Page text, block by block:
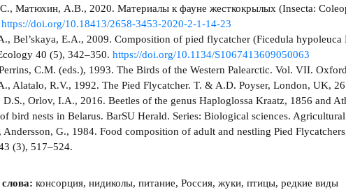
Матюхин, А.В., 2020. Материалы к фауне жесткокрылых (Insecta:
https://doi.org/10.18413/2658-3453-2020-2-1-14-23
Bel’skaya, E.A., 2009. Composition of pied flycatcher (Ficedula
40 (5), 342–350. https://doi.org/10.1134/S1067413609050063
C.M. (eds.), 1993. The Birds of the Western Palearctic. Vol. VII.
Alatalo, R.V., 1992. The Pied Flycatcher. T. & A.D. Poyser, London, UK,
D.S., Orlov, I.А., 2016. Beetles of the genus Haploglossa Kraatz, 1856 and
bird nests in Belarus. BarSU Herald. Series: Biological sciences.
Andersson, G., 1984. Food composition of adult and nestling Pied
(3), 517–524.
консорция, нидиколы, питание, Россия, жуки, птицы, редкие виды